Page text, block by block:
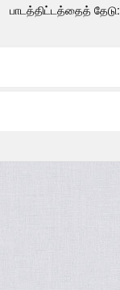
பாடத்திட்டத்தைத் தேடு: